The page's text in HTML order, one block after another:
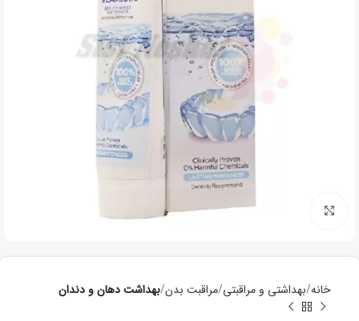
برای بزرگنمایی کلیک کنید
خانه بھداشتی و مراقبتی مراقبت بدن بهداشت دهان و دندان